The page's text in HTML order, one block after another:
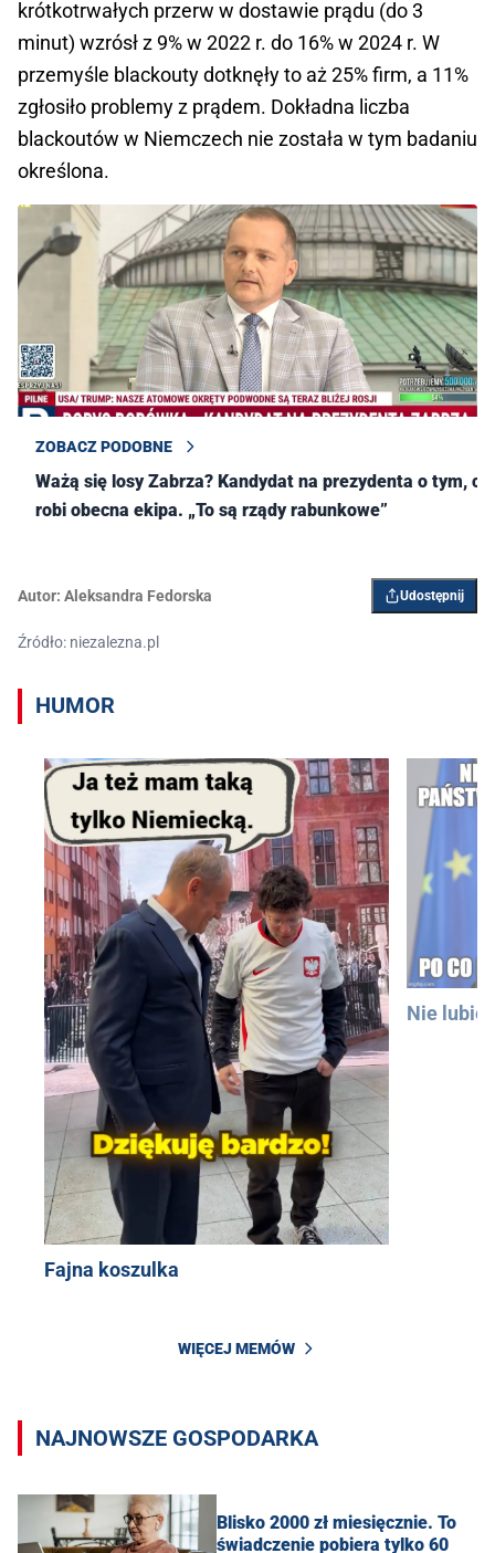
krótkotrwałych przerw w dostawie prądu (do 3
minut) wzrósł z 9% w 2022 r. do 16% w 2024 r. W
przemyśle blackouty dotknęły to aż 25% firm, a 11%
zgłosiło problemy z prądem. Dokładna liczba
blackoutów w Niemczech nie została w tym badaniu
określona.
ZOBACZ PODOBNE
Ważą się losy Zabrza? Kandydat na prezydenta o tym, co
robi obecna ekipa. „To są rządy rabunkowe”
Autor: Aleksandra Fedorska Udostępnij
Źródło: niezalezna.pl
HUMOR
Fajna koszulka
Nie lubię
WIĘCEJ MEMÓW
NAJNOWSZE GOSPODARKA
Blisko 2000 zł miesięcznie. To
świadczenie pobiera tylko 60